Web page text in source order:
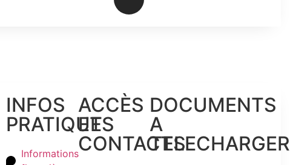
INFOS
PRATIQUES
Informations
ACCÈS
ET
CONTACTS
DOCUMENTS
A
TELECHARGER​